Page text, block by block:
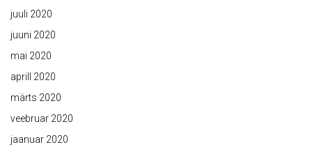
juuli 2020
juuni 2020
mai 2020
aprill 2020
märts 2020
veebruar 2020
jaanuar 2020